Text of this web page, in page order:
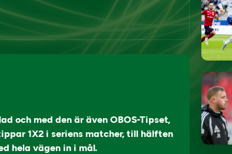
och med den är även OBOS-Tipset,
1X2 i seriens matcher, till hälften
hela vägen in i mål.